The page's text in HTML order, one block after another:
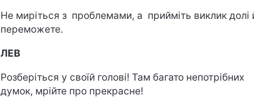
Не миріться з проблемами, а прийміть виклик долі
переможете.
ЛЕВ
Розберіться у своїй голові! Там багато непотрібних
думок, мрійте про прекрасне!